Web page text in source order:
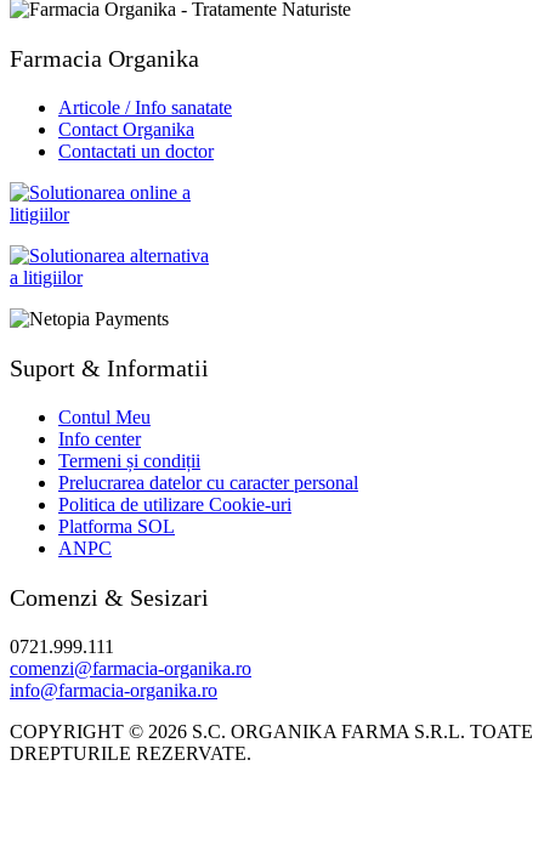
Farmacia Organika
Articole / Info sanatate
Contact Organika
Contactati un doctor
Suport & Informatii
Contul Meu
Info center
Termeni și condiții
Prelucrarea datelor cu caracter personal
Politica de utilizare Cookie-uri
Platforma SOL
ANPC
Comenzi & Sesizari
0721.999.111
comenzi@farmacia-organika.ro
info@farmacia-organika.ro
COPYRIGHT © 2026 S.C. ORGANIKA FARMA S.R.L. TOATE
DREPTURILE REZERVATE.